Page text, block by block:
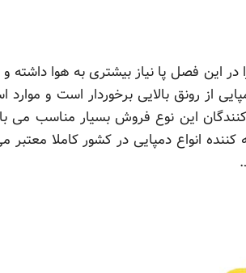
این فصل پا نیاز بیشتری به هوا داشته و
از رونق بالایی برخوردار است و موارد
کنندگان این نوع فروش بسیار مناسب می
انواع دمپایی در کشور کاملا معتبر